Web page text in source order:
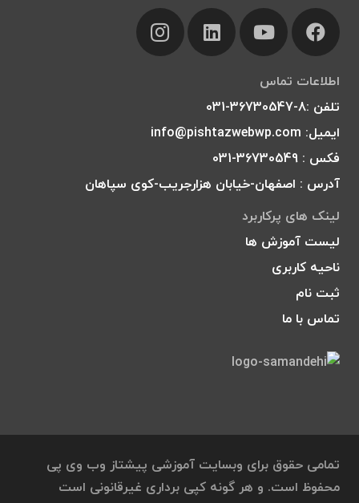
اطلاعات تماس
تلفن :8-36730547-031
ایمیل: info@pishtazwebwp.com
فکس : 36730549-031
آدرس : اصفهان-خیابان هزارجریب-کوی سپاهان
لینک های پرکاربرد
لیست آموزش ها
ناحیه کاربری
ثبت نام
تماس با ما
تمامی حقوق برای وبسایت آموزشی پیشتاز وب وی پی
محفوظ است. و هر گونه کپی برداری غیرقانونی است